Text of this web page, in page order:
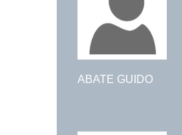
ABATE GUIDO